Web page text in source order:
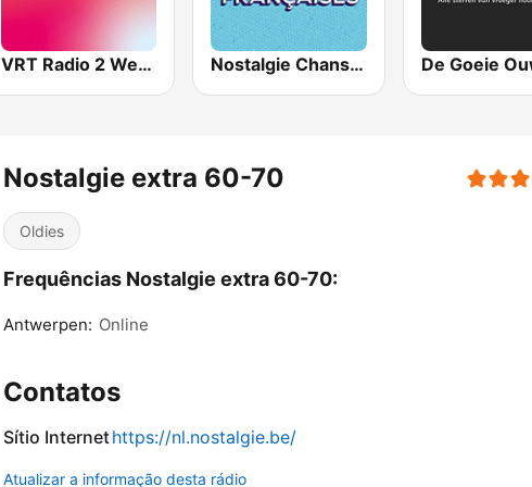
VRT Radio 2 West-Vlaanderen Nostalgie Chansons Francaises
Nostalgie extra 60-70
Oldies
Frequências Nostalgie extra 60-70:
Antwerpen: Online
Contatos
Sítio Internethttps://nl.nostalgie.be/
Atualizar a informação desta rádio